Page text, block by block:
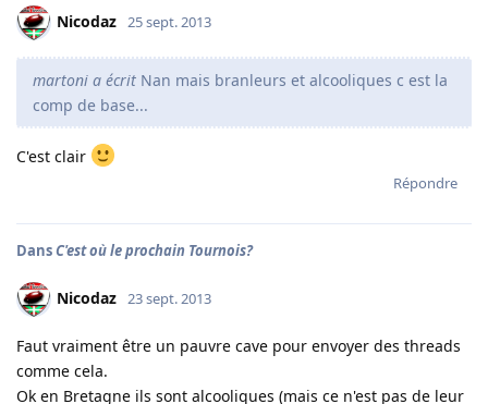
Nicodaz 25 sept. 2013
martoni a écrit Nan mais branleurs et alcooliques c est la
comp de base...
C'est clair
Répondre
DansC'est où le prochain Tournois?
Nicodaz 23 sept. 2013
Faut vraiment être un pauvre cave pour envoyer des threads
comme cela.
Ok en Bretagne ils sont alcooliques (mais ce n'est pas de leur